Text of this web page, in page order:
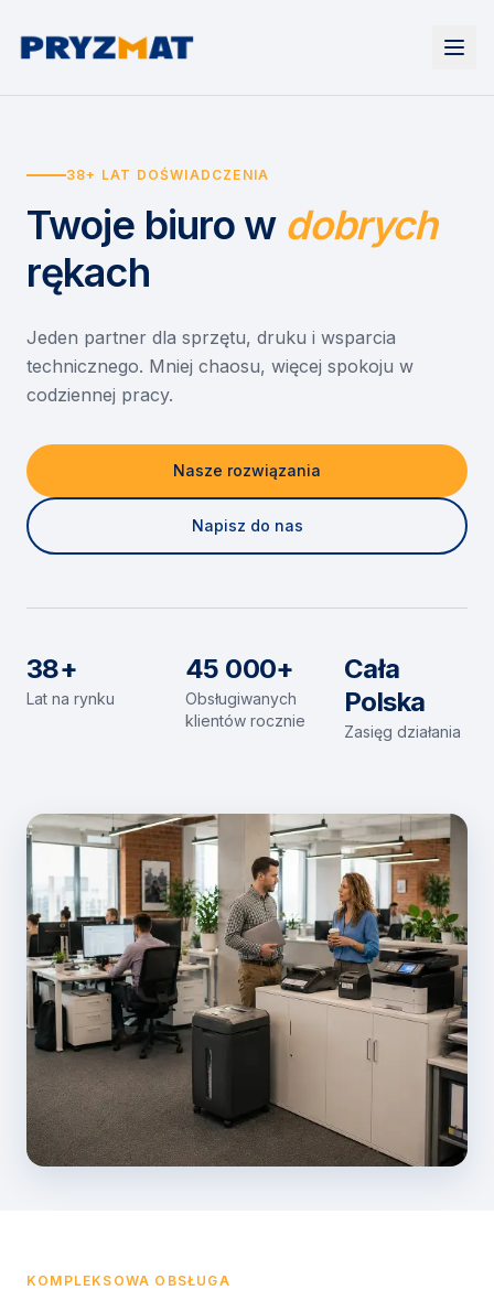
Urządzenia
Drukarki i urządzenia wielofunkcyjne
Etykiety i identyfikacja
Skanery i obieg dokumentów
Monitory interaktywne
Niszczarki dokumentów
Wynajem drukarek
Wynajem urządzeń biurowych
Asystent druku
EZD RP
Misja szkoła
Serwis
O nas
Kontakt
38+ LAT DOŚWIADCZENIA
Twoje biuro w dobrych
rękach
Jeden partner dla sprzętu, druku i wsparcia
technicznego. Mniej chaosu, więcej spokoju w
codziennej pracy.
Nasze rozwiązania
Napisz do nas
38+
Lat na rynku
45 000+
Obsługiwanych
klientów rocznie
Cała
Polska
Zasięg działania
KOMPLEKSOWA OBSŁUGA